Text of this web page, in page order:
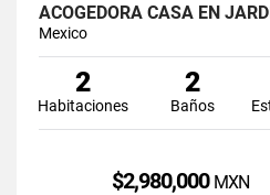
ACOGEDORA CASA EN
Mexico
2
Habitaciones
2
Baños
$2,980,000 MXN